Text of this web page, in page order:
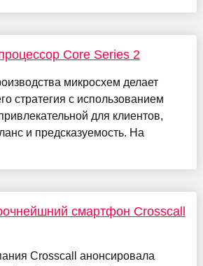
Core Series 2
микросхем делает
стратегия с использованием
для клиентов,
и предсказуемость. На
смартфон Crosscall
Crosscall анонсировала